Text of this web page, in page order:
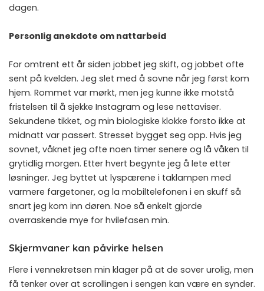
dagen.
Personlig anekdote om nattarbeid
For omtrent ett år siden jobbet jeg skift, og jobbet ofte
sent på kvelden. Jeg slet med å sovne når jeg først kom
hjem. Rommet var mørkt, men jeg kunne ikke motstå
fristelsen til å sjekke Instagram og lese nettaviser.
Sekundene tikket, og min biologiske klokke forsto ikke at
midnatt var passert. Stresset bygget seg opp. Hvis jeg
sovnet, våknet jeg ofte noen timer senere og lå våken til
grytidlig morgen. Etter hvert begynte jeg å lete etter
løsninger. Jeg byttet ut lyspærene i taklampen med
varmere fargetoner, og la mobiltelefonen i en skuff så
snart jeg kom inn døren. Noe så enkelt gjorde
overraskende mye for hvilefasen min.
Skjermvaner kan påvirke helsen
Flere i vennekretsen min klager på at de sover urolig, men
få tenker over at scrollingen i sengen kan være en synder.